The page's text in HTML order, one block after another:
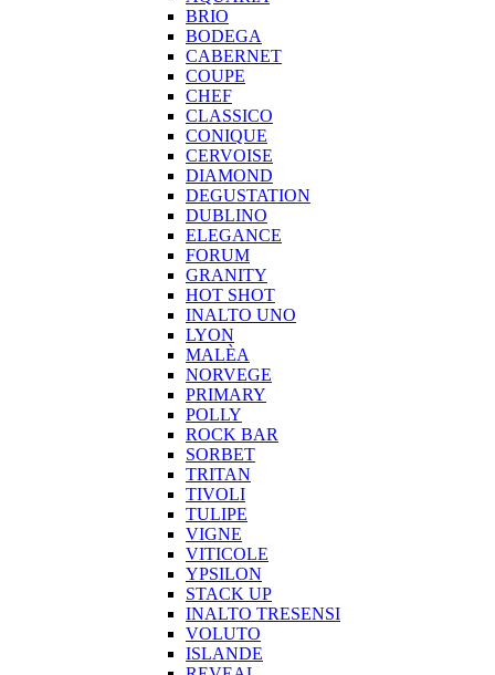
BRIO
BODEGA
CABERNET
COUPE
CHEF
CLASSICO
CONIQUE
CERVOISE
DIAMOND
DEGUSTATION
DUBLINO
ELEGANCE
FORUM
GRANITY
HOT SHOT
INALTO UNO
LYON
MALÈA
NORVEGE
PRIMARY
POLLY
ROCK BAR
SORBET
TRITAN
TIVOLI
TULIPE
VIGNE
VITICOLE
YPSILON
STACK UP
INALTO TRESENSI
VOLUTO
ISLANDE